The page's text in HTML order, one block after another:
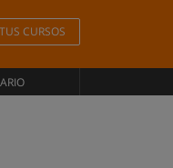
CURSOS